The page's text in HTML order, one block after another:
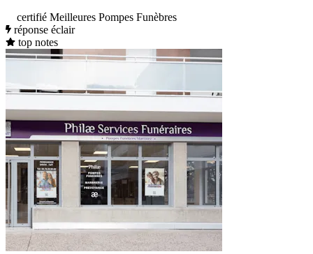
certifié Meilleures Pompes Funèbres
réponse éclair
top notes